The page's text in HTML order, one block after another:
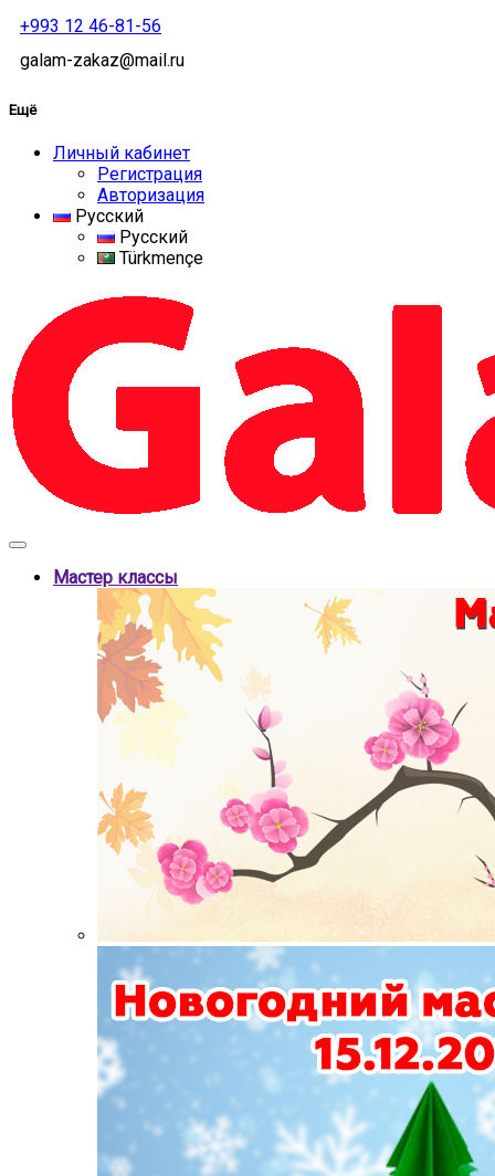
+993 12 46-81-56
galam-zakaz@mail.ru
Ещё
Личный кабинет
Регистрация
Авторизация
Русский
Русский
Türkmençe
Мастер классы